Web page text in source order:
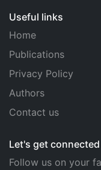
Useful links
Home
Publications
Privacy Policy
Authors
Contact us
Let's get connected
Follow us on your